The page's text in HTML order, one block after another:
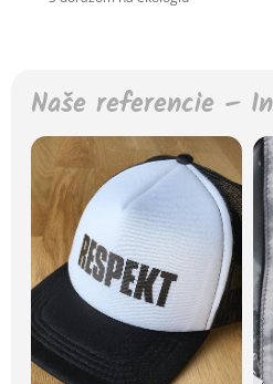
Naše referencie –